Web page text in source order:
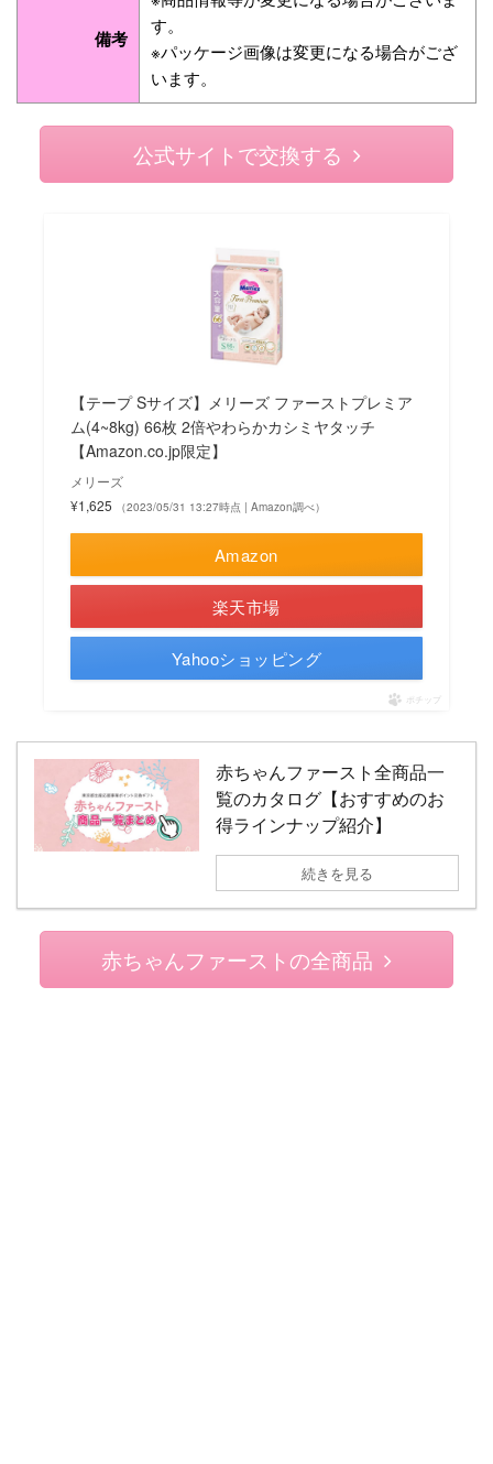
備考
す。
※パッケージ画像は変更になる場合がござ
います。
公式サイトで交換する
【テープ Sサイズ】メリーズ ファーストプレミア
ム(4~8kg) 66枚 2倍やわらかカシミヤタッチ
【Amazon.co.jp限定】
メリーズ
¥1,625
（2023/05/31 13:27時点 | Amazon調べ）
Amazon
楽天市場
Yahooショッピング
ポチップ
赤ちゃんファースト全商品一
覧のカタログ【おすすめのお
得ラインナップ紹介】
続きを見る
赤ちゃんファーストの全商品